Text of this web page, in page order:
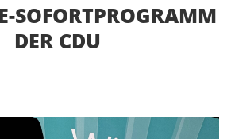
SOFORTPROGRAMM
DER CDU